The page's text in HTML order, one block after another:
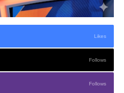
Likes
Follows
Follows